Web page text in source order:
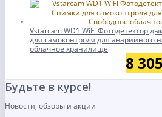
Vstarcam WD1 WiFi Фотодетектор
для самоконтроля для аварийного
облачное хранилище
8 305
Будьте в курсе!
Новости, обзоры и акции